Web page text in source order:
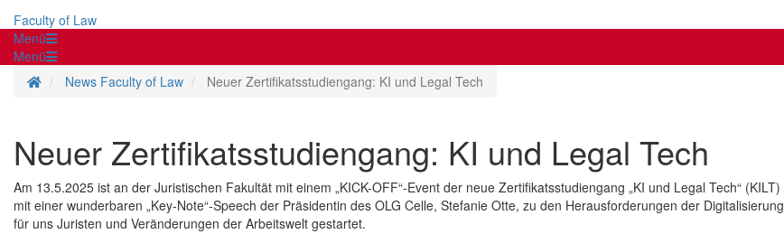
Faculty of Law
Menü
Menü
Homepage
News Faculty of Law Neuer Zertifikatsstudiengang: KI und Legal Tech
Neuer Zertifikatsstudiengang: KI und Legal Tech
Am 13.5.2025 ist an der Juristischen Fakultät mit einem „KICK-OFF“-Event der neue Zertifikatsstudiengang „KI und Legal Tech“ (KILT)
mit einer wunderbaren „Key-Note“-Speech der Präsidentin des OLG Celle, Stefanie Otte, zu den Herausforderungen der Digitalisierung
für uns Juristen und Veränderungen der Arbeitswelt gestartet.